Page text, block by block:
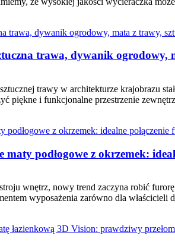
trawa, dywanik ogrodowy,
trawy w architekturze krajobrazu
piękne i funkcjonalne przestrzenie
podłogowe z okrzemek:
wnętrz, nowy trend zaczyna robić
wyposażenia zarówno dla